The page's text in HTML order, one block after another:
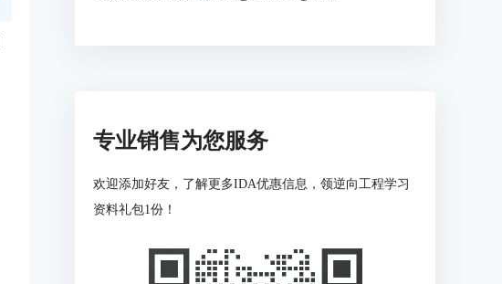
专业销售为您服务
欢迎添加好友，了解更多IDA优惠信息，领逆向工程学习
资料礼包1份！